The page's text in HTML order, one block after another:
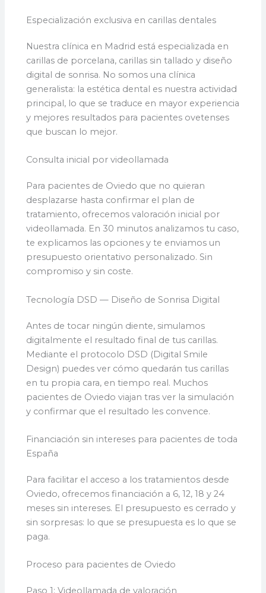
Especialización exclusiva en carillas dentales
Nuestra clínica en Madrid está especializada en
carillas de porcelana, carillas sin tallado y diseño
digital de sonrisa. No somos una clínica
generalista: la estética dental es nuestra actividad
principal, lo que se traduce en mayor experiencia
y mejores resultados para pacientes ovetenses
que buscan lo mejor.
Consulta inicial por videollamada
Para pacientes de Oviedo que no quieran
desplazarse hasta confirmar el plan de
tratamiento, ofrecemos valoración inicial por
videollamada. En 30 minutos analizamos tu caso,
te explicamos las opciones y te enviamos un
presupuesto orientativo personalizado. Sin
compromiso y sin coste.
Tecnología DSD — Diseño de Sonrisa Digital
Antes de tocar ningún diente, simulamos
digitalmente el resultado final de tus carillas.
Mediante el protocolo DSD (Digital Smile
Design) puedes ver cómo quedarán tus carillas
en tu propia cara, en tiempo real. Muchos
pacientes de Oviedo viajan tras ver la simulación
y confirmar que el resultado les convence.
Financiación sin intereses para pacientes de toda
España
Para facilitar el acceso a los tratamientos desde
Oviedo, ofrecemos financiación a 6, 12, 18 y 24
meses sin intereses. El presupuesto es cerrado y
sin sorpresas: lo que se presupuesta es lo que se
paga.
Proceso para pacientes de Oviedo
Paso 1: Videollamada de valoración